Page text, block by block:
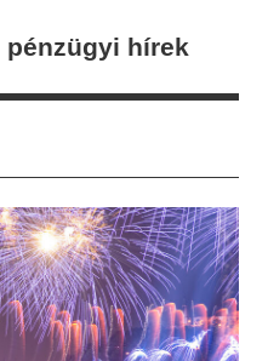
pénzügyi hírek